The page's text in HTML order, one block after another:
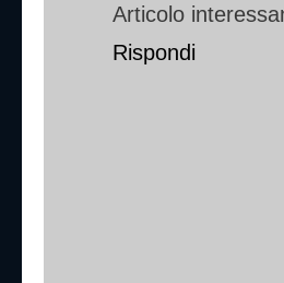
Articolo
Rispondi